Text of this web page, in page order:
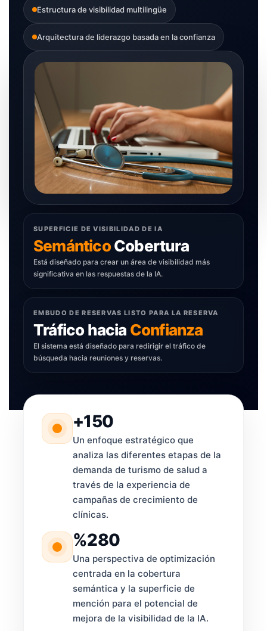
Estructura de visibilidad multilingüe
Arquitectura de liderazgo basada en la confianza
SUPERFICIE DE VISIBILIDAD DE IA
SemánticoCobertura
Está diseñado para crear un área de visibilidad más
significativa en las respuestas de la IA.
EMBUDO DE RESERVAS LISTO PARA LA RESERVA
Tráfico hacia Confianza
El sistema está diseñado para redirigir el tráfico de
búsqueda hacia reuniones y reservas.
+150
Un enfoque estratégico que
analiza las diferentes etapas de la
demanda de turismo de salud a
través de la experiencia de
campañas de crecimiento de
clínicas.
%280
Una perspectiva de optimización
centrada en la cobertura
semántica y la superficie de
mención para el potencial de
mejora de la visibilidad de la IA.